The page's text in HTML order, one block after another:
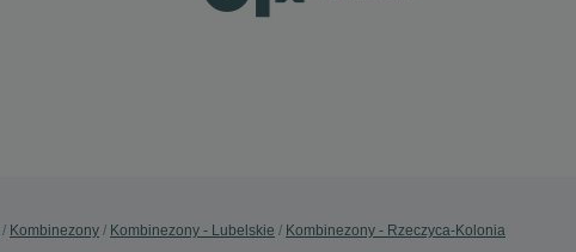
Kombinezony Kombinezony - Lubelskie Kombinezony - Rzeczyca-Kolonia